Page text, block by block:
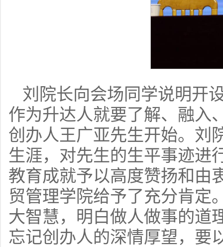
刘院长向会场同学说明开
作为升达人就要了解、融入
创办人王广亚先生开始。刘
生涯，对先生的生平事迹进
教育成就予以高度赞扬和由
贸管理学院给予了充分肯定
大智慧，明白做人做事的道
忘记创办人的深情厚望，要